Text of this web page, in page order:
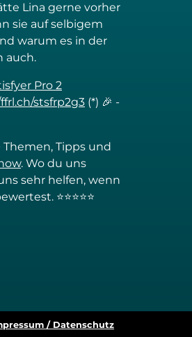
Lina gerne vorher
sie auf selbigem
warum es in der
auch.
Pro 2
stsfrp2g3 (*) 🎉 -
Tipps und
. Wo du uns
sehr helfen, wenn
⭐⭐⭐⭐⭐
/ Datenschutz